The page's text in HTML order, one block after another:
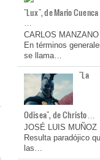
"Lux", de Mario Cuenca
…
CARLOS MANZANO
En términos
se llama…
"La
Odisea", de Christo…
JOSÉ LUIS MUÑOZ
Resulta paradójico
las…